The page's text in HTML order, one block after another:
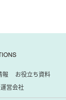
報
お役立ち資料
運営会社